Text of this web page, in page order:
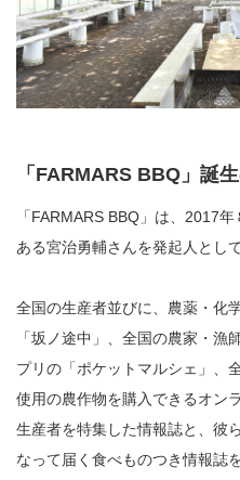
「FARMARS BBQ」誕
「FARMARS BBQ」は、2017
ある宮治勇輔さんを発起人として
全国の生産者並びに、農薬・化
「坂ノ途中」、全国の農家・漁
プリの「ポケットマルシェ」、
使用の農作物を購入できるオン
生産者を特集した情報誌と、彼
なって届く食べものつき情報誌